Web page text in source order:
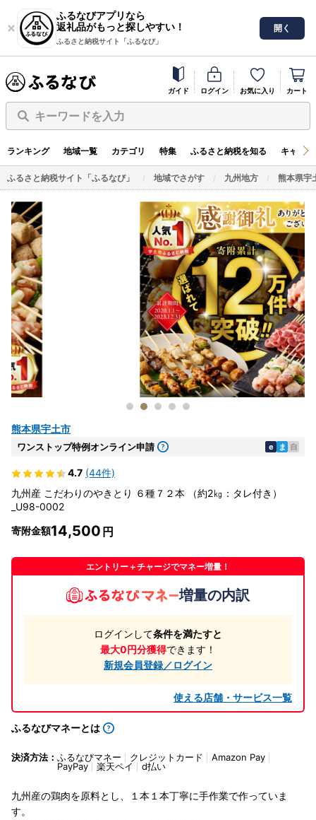
ふるなびアプリなら
返礼品がもっと探しやすい！
ふるさと納税サイト「ふるなび」
開く
ガイド ログイン お気に入り カート
キーワードを入力
ランキング 地域一覧 カテゴリ 特集 ふるさと納税を知る キャン
ふるさと納税サイト「ふるなび」 地域でさがす 九州地方 熊本県宇
熊本県宇土市
ワンストップ特例オンライン申請 e ま 自
4.7 (44件)
九州産 こだわりのやきとり ６種７２本 （約2㎏：タレ付き）
_U98-0002
寄附金額14,500
エントリー＋チャージでマネー増量！
増量の内訳
ログインして条件を満たすと
最大0円分獲得できます！
新規会員登録／ログイン
使える店舗・サービス一覧
ふるなびマネーとは
決済方法： ふるなびマネー クレジットカード
Amazon Pay
PayPay
楽天ペイ d払い
九州産の鶏肉を原料とし、１本１本丁寧に手作業で作っていま
す。